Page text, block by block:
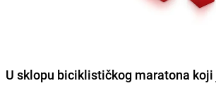
U sklopu biciklističkog maratona